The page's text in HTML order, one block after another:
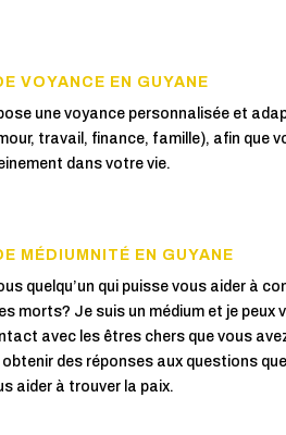
VOYANCE EN GUYANE
une voyance personnalisée et
travail, finance, famille), afin que
dans votre vie.
MÉDIUMNITÉ EN GUYANE
quelqu’un qui puisse vous aider à
morts? Je suis un médium et je peux
avec les êtres chers que vous
des réponses aux questions
aider à trouver la paix.